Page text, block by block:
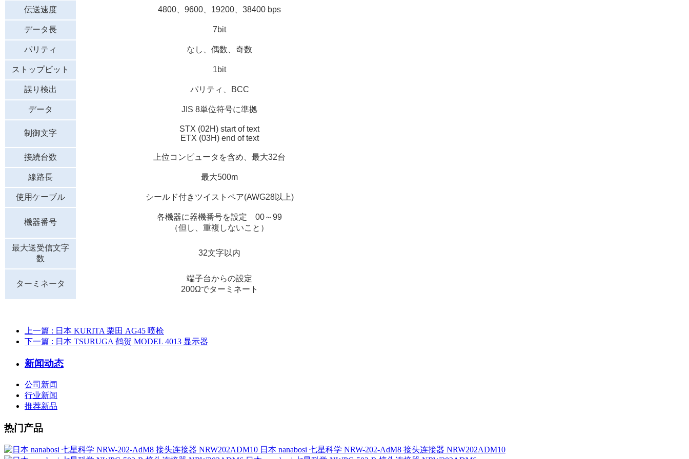
伝送速度 4800、9600、19200、38400 bps
データ長 7bit
パリティ なし、偶数、奇数
ストップビット 1bit
誤り検出 パリティ、BCC
データ JIS 8単位符号に準拠
制御文字
STX (02H) start of text
ETX (03H) end of text
接続台数 上位コンピュータを含め、最大32台
線路長 最大500m
使用ケーブル シールド付きツイストペア(AWG28以上)
機器番号
各機器に器機番号を設定 00～99
（但し、重複しないこと）
最大送受信文字
数
32文字以内
ターミネータ
端子台からの設定
200Ωでターミネート
上一篇 : 日本 KURITA 栗田 AG45 喷枪
下一篇 : 日本 TSURUGA 鹤贺 MODEL 4013 显示器
新闻动态
公司新闻
行业新闻
推荐新品
热门产品
日本 nanabosi 七星科学 NRW-202-AdM8 接头连接器 NRW202ADM10